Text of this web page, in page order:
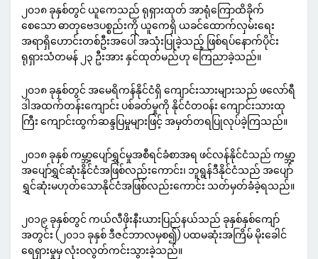
၂၀၁၈ ခုနှစ်တွင် ယူကေသည် ရုရှားထုတ် အာရုံကြောထိခိုက်
စေသော ဓာတုဗေဒပစ္စည်းကို ယူကေရှိ ယခင်ထောက်လှမ်းရေး
အရာရှိဟောင်းတစ်ဦးအပေါ် အသုံးပြုခဲ့သည့် ဖြစ်ရပ်နောက်ပိုင်း
ရုရှားသံတမန် ၂၃ ဦးအား နှင်ထုတ်မည်ဟု ကြေညာခဲ့သည်။
၂၀၁၈ ခုနှစ်တွင် အမေရိကန်နိုင်ငံရှိ ကျောင်းသားများသည် ဖလော်ရီ
ဒါအထက်တန်းကျောင်း ပစ်ခတ်မှုကို နိုင်ငံတဝန်း ကျောင်းသားထု
ကြီး ကျောင်းထွက်ဆန္ဒပြမှုများဖြင့် အမှတ်တရပြုလုပ်ခဲ့ကြသည်။
၂၀၁၈ ခုနှစ် ကမ္ဘာ့ပျော်ရွှင်မှုအစီရင်ခံစာအရ ဖင်လန်နိုင်ငံသည် ကမ္ဘာ့
အပျော်ရွှင်ဆုံးနိုင်ငံအဖြစ်လည်းကောင်း၊ ဘူရွန်ဒီနိုင်ငံသည် အပျော်
ရွှင်ဆုံးမဟုတ်သောနိုင်ငံအဖြစ်လည်းကောင်း သတ်မှတ်ခံခဲ့ရသည်။
၂၀၁၉ ခုနှစ်တွင် ကယ်လီဖိုးနီးယားပြည်နယ်သည် ခုနှစ်နှစ်ကျော်
အတွင်း (၂၀၁၁ ခုနှစ် ဒီဇင်ဘာလမှစ၍) ပထမဆုံးအကြိမ် မိုးခေါင်
ရေရှားမှုမှ လုံးဝလွတ်ကင်းသွားခဲ့သည်။